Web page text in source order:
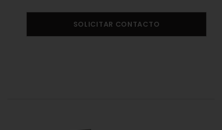
SOLICITAR CONTACTO